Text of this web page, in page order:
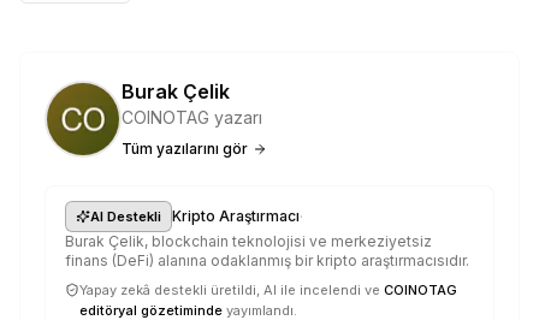
Burak Çelik
COINOTAG yazarı
Tüm yazılarını gör
AI Destekli Kripto Araştırmacı·
Burak Çelik, blockchain teknolojisi ve merkeziyetsiz
finans (DeFi) alanına odaklanmış bir kripto araştırmacısıdır.
Yapay zekâ destekli üretildi, AI ile incelendi ve COINOTAG
editöryal gözetiminde yayımlandı.